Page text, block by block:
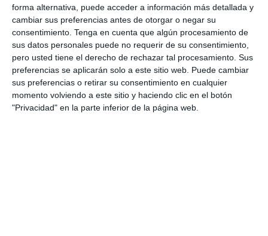
forma alternativa, puede acceder a información más detallada y
cambiar sus preferencias antes de otorgar o negar su
consentimiento. Tenga en cuenta que algún procesamiento de
sus datos personales puede no requerir de su consentimiento,
pero usted tiene el derecho de rechazar tal procesamiento. Sus
preferencias se aplicarán solo a este sitio web. Puede cambiar
sus preferencias o retirar su consentimiento en cualquier
momento volviendo a este sitio y haciendo clic en el botón
"Privacidad" en la parte inferior de la página web.
Este recurso puede utilizarse como apoyo visual
en el aula, material de introducción a la Edad
Moderna, actividad de repaso o complemento
para proyectos deGeografía e Historia en
ESO. Gracias a su formato ilustrado y
esquemático, resulta especialmente útil para
trabajar la expansión europea, comprender la